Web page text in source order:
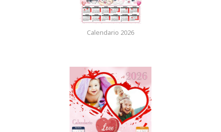
Calendario 2026